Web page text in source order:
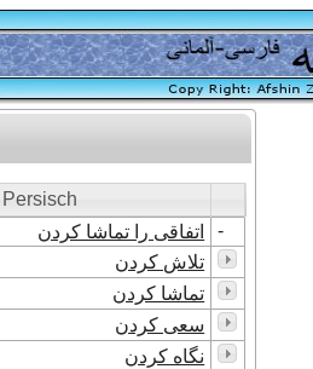
Persisch
Persischاتفاقی را تماشا کردن
-
تلاش کردن
تماشا کردن
سعی کردن
نگاه کردن